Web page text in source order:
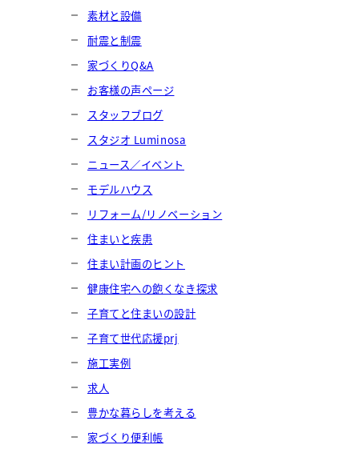
素材と設備
耐震と制震
家づくりQ&A
お客様の声ページ
スタッフブログ
スタジオ Luminosa
ニュース／イベント
モデルハウス
リフォーム/リノベーション
住まいと疾患
住まい計画のヒント
健康住宅への飽くなき探求
子育てと住まいの設計
子育て世代応援prj
施工実例
求人
豊かな暮らしを考える
家づくり便利帳